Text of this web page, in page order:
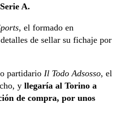
A.
, el formado en
de sellar su fichaje por
partidario Il Todo Adsosso, el
y llegaría al Torino a
de compra, por unos